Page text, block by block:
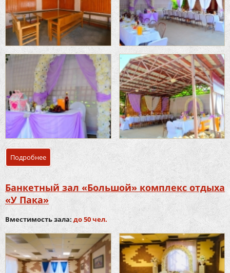
Подробнее о Банкетный зал «Летняя веранда» комплекс отдыха «У
Банкетный зал «Большой» комплекс отдыха
«У Пака»
Вместимость зала: до 50 чел.